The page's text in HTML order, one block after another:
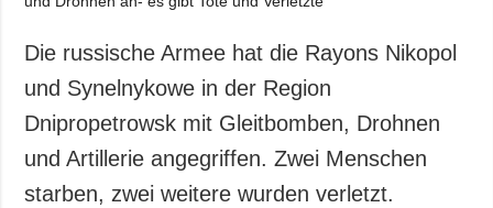
Die russische Armee hat die Rayons Nikopol
und Synelnykowe in der Region
Dnipropetrowsk mit Gleitbomben, Drohnen
und Artillerie angegriffen. Zwei Menschen
starben, zwei weitere wurden verletzt.